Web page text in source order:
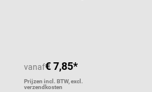
vanaf€ 7,85*
Prijzen incl. BTW, excl.
verzendkosten